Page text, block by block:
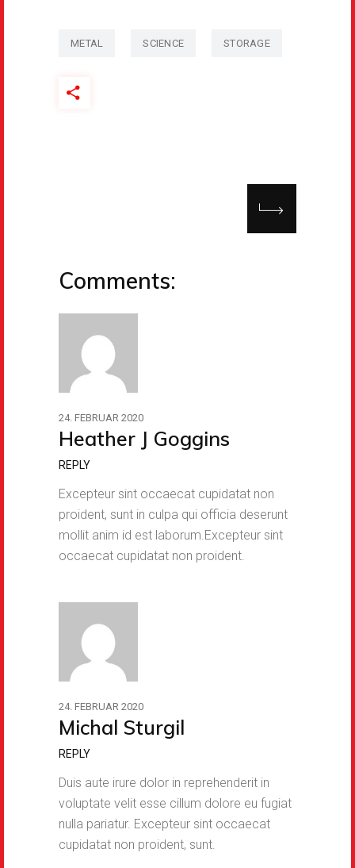
METAL SCIENCE STORAGE
Comments:
24. FEBRUAR 2020
Heather J Goggins
REPLY
Excepteur sint occaecat cupidatat non
proident, sunt in culpa qui officia deserunt
mollit anim id est laborum.Excepteur sint
occaecat cupidatat non proident.
24. FEBRUAR 2020
Michal Sturgil
REPLY
Duis aute irure dolor in reprehenderit in
voluptate velit esse cillum dolore eu fugiat
nulla pariatur. Excepteur sint occaecat
cupidatat non proident, sunt.